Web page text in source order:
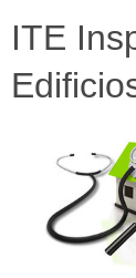
ITE